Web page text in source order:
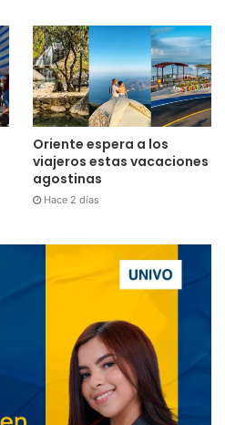
Oriente espera a los
viajeros estas vacaciones
agostinas
Hace 2 días